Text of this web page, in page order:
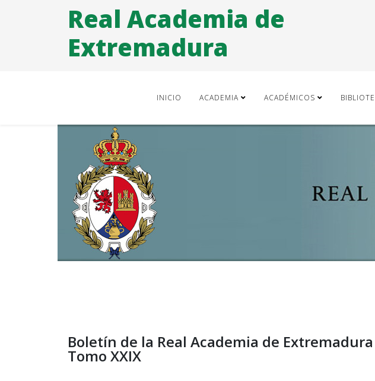
Real Academia de
Extremadura
INICIO ACADEMIA ACADÉMICOS
Boletín de la Real Academia de
Tomo XXIX